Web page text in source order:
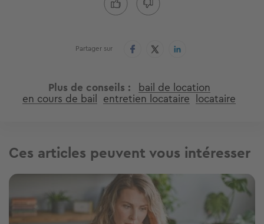
Partager sur
Plus de conseils bail de location
en cours de bail entretien locataire locataire
Ces articles peuvent vous intéresser
Image